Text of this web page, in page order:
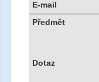
E-mail
Předmět
Dotaz